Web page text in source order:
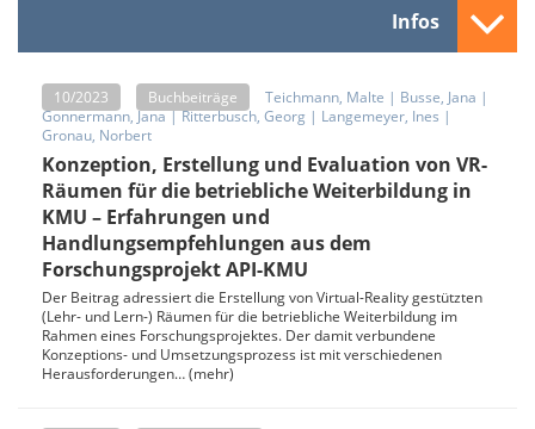
Infos
10/2023 Buchbeiträge Teichmann, Malte | Busse, Jana |
Gonnermann, Jana|Ritterbusch, Georg | Langemeyer, Ines |
Gronau, Norbert
Konzeption, Erstellung und Evaluation von VR-
Räumen für die betriebliche Weiterbildung in
KMU – Erfahrungen und
Handlungsempfehlungen aus dem
Forschungsprojekt API-KMU
Der Beitrag adressiert die Erstellung von Virtual-Reality gestützten
(Lehr- und Lern-) Räumen für die betriebliche Weiterbildung im
Rahmen eines Forschungsprojektes. Der damit verbundene
Konzeptions- und Umsetzungsprozess ist mit verschiedenen
Herausforderungen… (mehr)